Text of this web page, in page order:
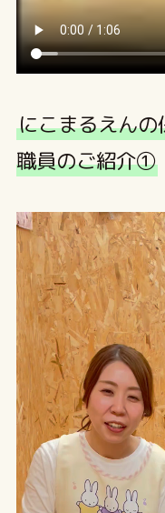
にこまるえん
職員のご紹介①